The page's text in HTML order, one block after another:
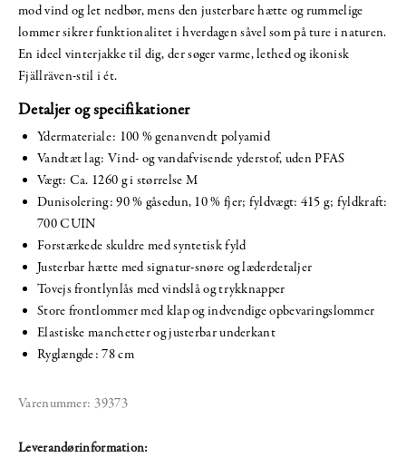
mod vind og let nedbør, mens den justerbare hætte og rummelige
lommer sikrer funktionalitet i hverdagen såvel som på ture i naturen.
En ideel vinterjakke til dig, der søger varme, lethed og ikonisk
Fjällräven-stil i ét.
Detaljer og specifikationer
Ydermateriale: 100 % genanvendt polyamid
Vandtæt lag: Vind- og vandafvisende yderstof, uden PFAS
Vægt: Ca. 1260 g i størrelse M
Dunisolering: 90 % gåsedun, 10 % fjer; fyldvægt: 415 g; fyldkraft:
700 CUIN
Forstærkede skuldre med syntetisk fyld
Justerbar hætte med signatur-snøre og læderdetaljer
Tovejs frontlynlås med vindslå og trykknapper
Store frontlommer med klap og indvendige opbevaringslommer
Elastiske manchetter og justerbar underkant
Ryglængde: 78 cm
Varenummer: 39373
Leverandørinformation: